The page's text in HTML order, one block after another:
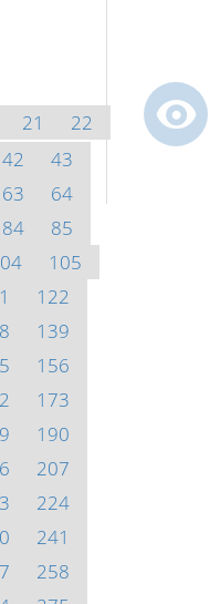
21
22
42
43
63
64
84
85
105
122
139
156
173
190
207
224
241
258